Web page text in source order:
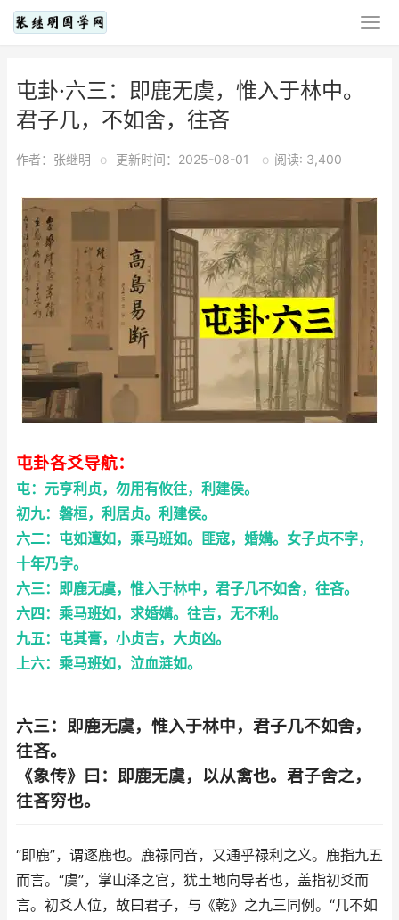
屯卦·六三：即鹿无虞，惟入于林中。
君子几，不如舍，往吝
作者：张继明 o 更新时间：2025-08-01 o 阅读: 3,400
屯卦各爻导航：
屯：元亨利贞，勿用有攸往，利建侯。
初九：磐桓，利居贞。利建侯。
六二：屯如邅如，乘马班如。匪寇，婚媾。女子贞不字，
十年乃字。
六三：即鹿无虞，惟入于林中，君子几不如舍，往吝。
六四：乘马班如，求婚媾。往吉，无不利。
九五：屯其膏，小贞吉，大贞凶。
上六：乘马班如，泣血涟如。
六三：即鹿无虞，惟入于林中，君子几不如舍，
往吝。
《象传》曰：即鹿无虞，以从禽也。君子舍之，
往吝穷也。
“即鹿”，谓逐鹿也。鹿禄同音，又通乎禄利之义。鹿指九五
而言。“虞”，掌山泽之官，犹土地向导者也，盖指初爻而
言。初爻人位，故曰君子，与《乾》之九三同例。“几不如